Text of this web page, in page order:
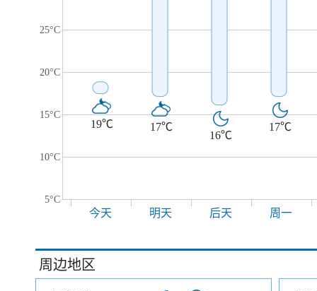
25°C
20°C
15°C
10°C
5°C
19℃ 17℃
16℃
17℃
今天 明天 后天 周一
周边地区